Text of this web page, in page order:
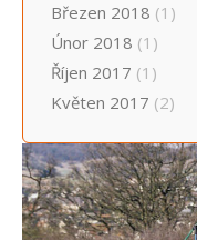
Březen 2018 (1)
Únor 2018 (1)
Říjen 2017 (1)
Květen 2017 (2)